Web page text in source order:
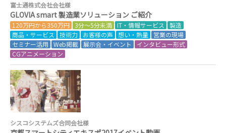
富士通株式会社会社様
GLOVIA smart 製造業ソリューション ご紹介
120万円から350万円 3分～5分未満 IT・情報サービス
製造
商品・サービス
技術力 お客様の声 想い・熱量
営業の現場
セミナー活用
Web掲載 展示会・イベント
インタビュー形式
CGアニメーション
シスコシステムズ合同会社様